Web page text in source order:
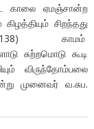
ஏமஞ்சான்ற
சிறந்தது
– 1138) காமம்
சுற்றமொடு கூடி
விருந்தோம்பலை
முனைவர் வ.சுப.